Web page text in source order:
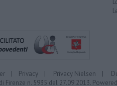
| Privacy | Privacy Nielsen |
n. 5935 del 27.09.2013.